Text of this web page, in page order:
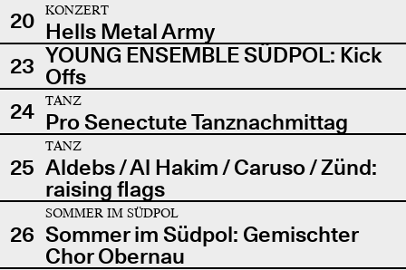
20
KONZERT
Hells Metal Army
23 YOUNG ENSEMBLE SÜDPOL: Kick
Offs
24
TANZ
Pro Senectute Tanznachmittag
25
TANZ
Aldebs / Al Hakim / Caruso / Zünd:
raising flags
26
SOMMER IM SÜDPOL
Sommer im Südpol: Gemischter
Chor Obernau